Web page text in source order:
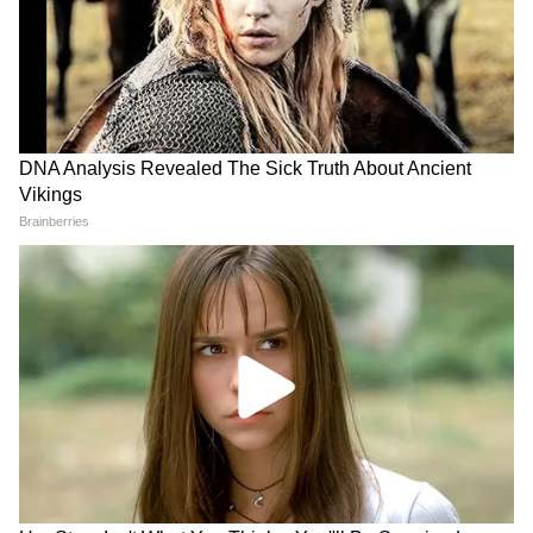
RECOMMENDED STORIES
Durga Puja 2026: শ্রীভূমির
প্যান্ডেলে ৯৫৩টি জানলা! হাওয়া
মহলের থিমে ফুটে উঠবে
Samik Bhattacharya: 'আমি
কোনও পুজোর সভাপতি হব না,'
ঘোষণা শমীক ভট্টাচার্যর